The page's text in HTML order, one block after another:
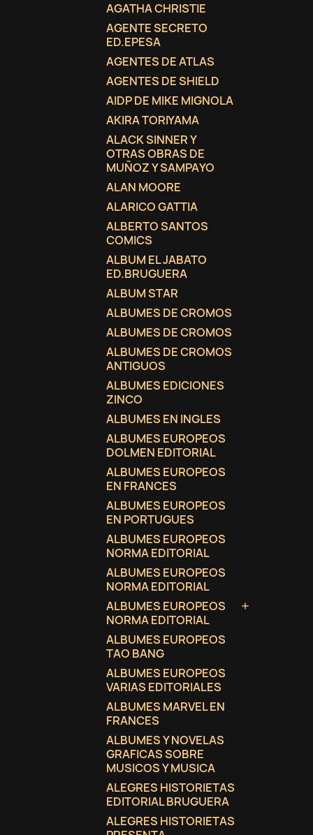
AGATHA CHRISTIE
AGENTE SECRETO
ED.EPESA
AGENTES DE ATLAS
AGENTES DE SHIELD
AIDP DE MIKE MIGNOLA
AKIRA TORIYAMA
ALACK SINNER Y
OTRAS OBRAS DE
MUÑOZ Y SAMPAYO
ALAN MOORE
ALARICO GATTIA
ALBERTO SANTOS
COMICS
ALBUM EL JABATO
ED.BRUGUERA
ALBUM STAR
ALBUMES DE CROMOS
ALBUMES DE CROMOS
ALBUMES DE CROMOS
ANTIGUOS
ALBUMES EDICIONES
ZINCO
ALBUMES EN INGLES
ALBUMES EUROPEOS
DOLMEN EDITORIAL
ALBUMES EUROPEOS
EN FRANCES
ALBUMES EUROPEOS
EN PORTUGUES
ALBUMES EUROPEOS
NORMA EDITORIAL
ALBUMES EUROPEOS
NORMA EDITORIAL
ALBUMES EUROPEOS
NORMA EDITORIAL

ALBUMES EUROPEOS
TAO BANG
ALBUMES EUROPEOS
VARIAS EDITORIALES
ALBUMES MARVEL EN
FRANCES
ALBUMES Y NOVELAS
GRAFICAS SOBRE
MUSICOS Y MUSICA
ALEGRES HISTORIETAS
EDITORIAL BRUGUERA
ALEGRES HISTORIETAS